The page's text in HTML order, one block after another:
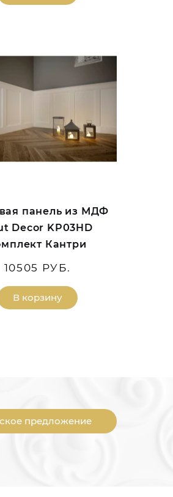
панель из МДФ
Decor KP03HD
Кантри
10505 РУБ.
В корзину
предложение